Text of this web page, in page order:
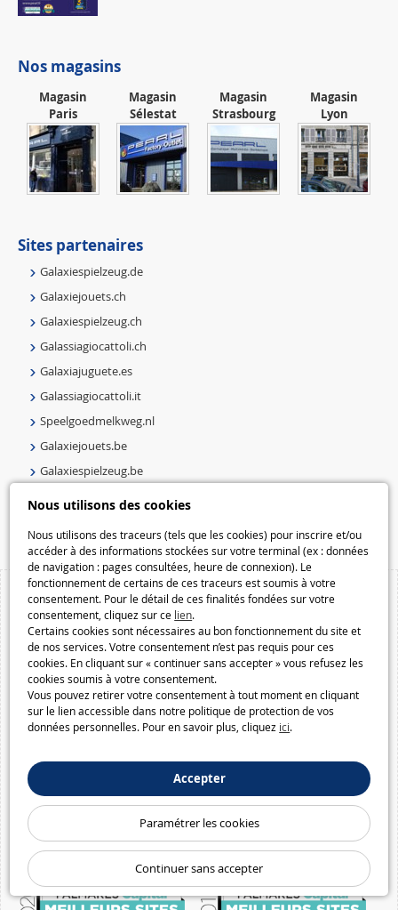
Nous utilisons des cookies
Nous utilisons des traceurs (tels que les cookies) pour inscrire et/ou
accéder à des informations stockées sur votre terminal (ex : données
de navigation : pages consultées, heure de connexion). Le
fonctionnement de certains de ces traceurs est soumis à votre
consentement. Pour le détail de ces finalités fondées sur votre
consentement, cliquez sur ce lien.
Certains cookies sont nécessaires au bon fonctionnement du site et
de nos services. Votre consentement n’est pas requis pour ces
cookies. En cliquant sur « continuer sans accepter » vous refusez les
cookies soumis à votre consentement.
Vous pouvez retirer votre consentement à tout moment en cliquant
sur le lien accessible dans notre politique de protection de vos
données personnelles. Pour en savoir plus, cliquez ici.
Accepter
Paramétrer les cookies
Continuer sans accepter
Nos magasins
Magasin
Paris
Magasin
Sélestat
Magasin
Strasbourg
Magasin
Lyon
Sites partenaires
Galaxiespielzeug.de
Galaxiejouets.ch
Galaxiespielzeug.ch
Galassiagiocattoli.ch
Galaxiajuguete.es
Galassiagiocattoli.it
Speelgoedmelkweg.nl
Galaxiejouets.be
Galaxiespielzeug.be